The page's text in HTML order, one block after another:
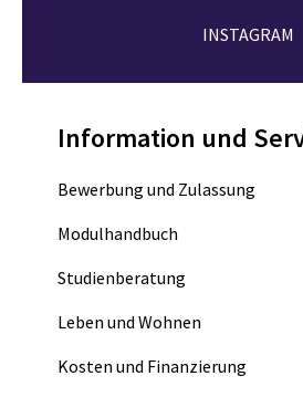
INSTAGRAM
Information und
Bewerbung und Zulassung
Modulhandbuch
Studienberatung
Leben und Wohnen
Kosten und Finanzierung